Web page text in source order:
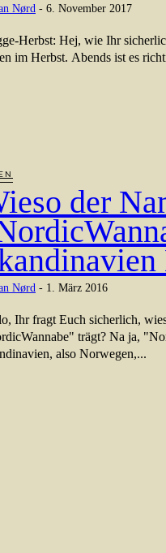
Nørd - 6. November 2017
Herbst: Hej, wie Ihr
im Herbst. Abends ist es
der
Nørd - 1. März 2016
Ihr fragt Euch sicherlich,
trägt? Na ja,
also Norwegen,...